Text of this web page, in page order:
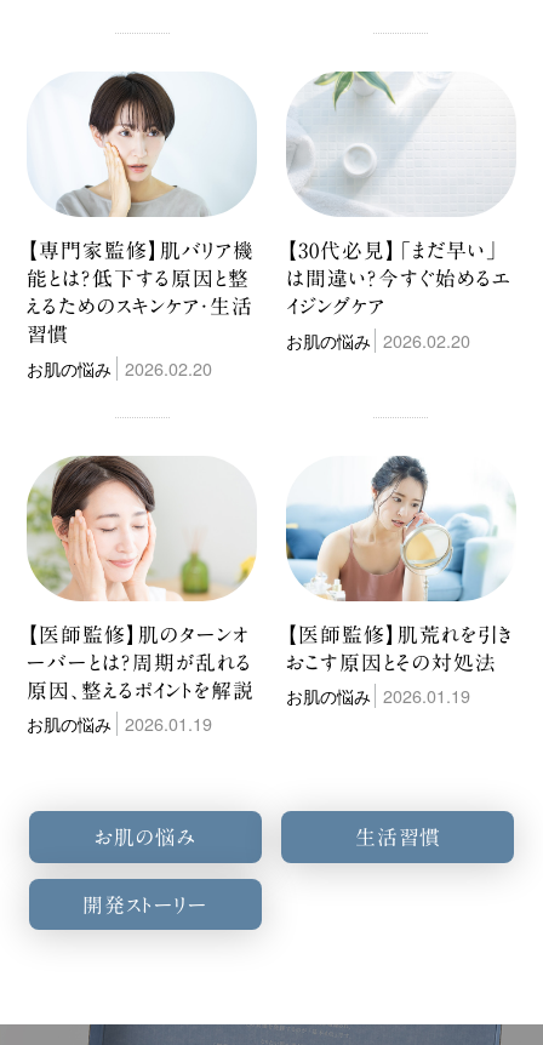
【専門家監修】肌バリア機
能とは？低下する原因と整
えるためのスキンケア・生活
習慣
お肌の悩み 2026.02.20
【30代必見】「まだ早い」
は間違い？今すぐ始めるエ
イジングケア
お肌の悩み 2026.02.20
【医師監修】肌のターンオ
ーバーとは？周期が乱れる
原因、整えるポイントを解説
お肌の悩み 2026.01.19
【医師監修】肌荒れを引き
おこす原因とその対処法
お肌の悩み 2026.01.19
お肌の悩み 生活習慣
開発ストーリー